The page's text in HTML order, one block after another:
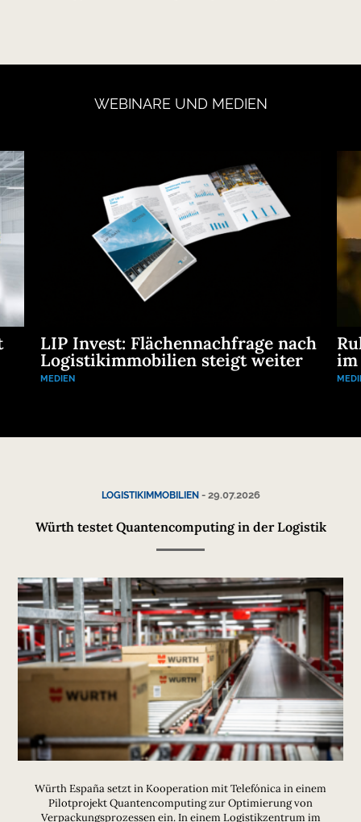
WEBINAREUND MEDIEN
LIP Invest: Flächennachfrage nach
Logistikimmobilien steigt weiter
MEDIEN
im
LOGISTIKIMMOBILIEN- 29.07.2026
Würth testet Quantencomputing in der Logistik
Würth España setzt in Kooperation mit Telefónica in einem
Pilotprojekt Quantencomputing zur Optimierung von
Verpackungsprozessen ein. In einem Logistikzentrum im